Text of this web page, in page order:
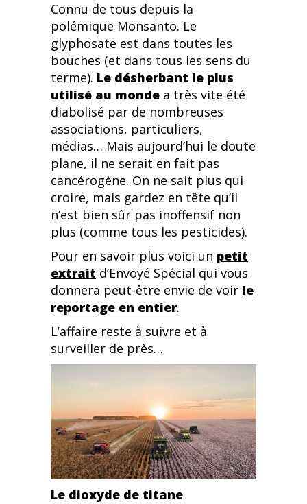
Connu de tous depuis la
polémique Monsanto. Le
glyphosate est dans toutes les
bouches (et dans tous les sens du
terme). Le désherbant le plus
utilisé au monde a très vite été
diabolisé par de nombreuses
associations, particuliers,
médias… Mais aujourd’hui le doute
plane, il ne serait en fait pas
cancérogène. On ne sait plus qui
croire, mais gardez en tête qu’il
n’est bien sûr pas inoffensif non
plus (comme tous les pesticides).
Pour en savoir plus voici un petit
extrait d’Envoyé Spécial qui vous
donnera peut-être envie de voir le
reportage en entier.
L’affaire reste à suivre et à
surveiller de près…
Le dioxyde de titane